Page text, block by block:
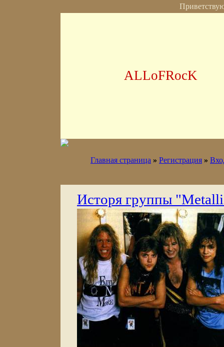
ALLoFRocK
Главная страница » Регистрация »
Исторя группы